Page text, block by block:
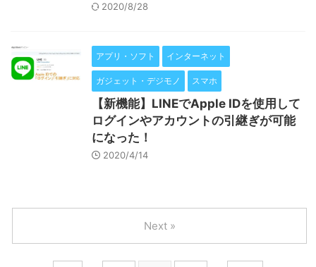
2020/8/28
アプリ・ソフト インターネット
ガジェット・デジモノ スマホ
【新機能】LINEでApple IDを使用して
ログインやアカウントの引継ぎが可能
になった！
2020/4/14
Next »